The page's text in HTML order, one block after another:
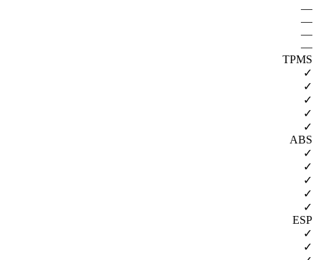
—
—
—
—
TPMS
✓
✓
✓
✓
✓
ABS
✓
✓
✓
✓
✓
ESP
✓
✓